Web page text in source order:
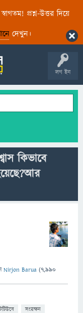
প্রশ্ন-উত্তর দিয়ে
দেখুন।
লগ ইন
কিভাবে
Nirjon Barua (7,990
সংরক্ষন